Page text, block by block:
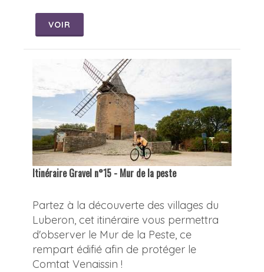
VOIR
Itinéraire Gravel n°15 - Mur de la peste
Partez à la découverte des villages du
Luberon, cet itinéraire vous permettra
d'observer le Mur de la Peste, ce
rempart édifié afin de protéger le
Comtat Venaissin !